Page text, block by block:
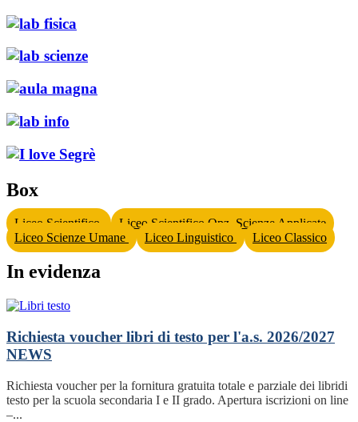
Box
Liceo Scientifico
Liceo Scientifico Opz. Scienze Applicate
Liceo Scienze Umane
Liceo Linguistico Liceo Classico
In evidenza
Richiesta voucher libri di testo per l'a.s. 2026/2027
NEWS
Richiesta voucher per la fornitura gratuita totale e parziale dei libridi
testo per la scuola secondaria I e II grado. Apertura iscrizioni on line
–...